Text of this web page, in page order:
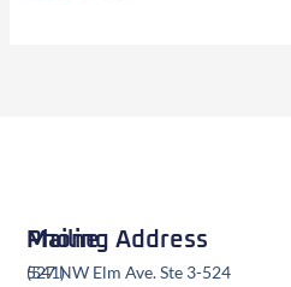
Mailing Address
527 NW Elm Ave. Ste 3-524
Phone
(541)